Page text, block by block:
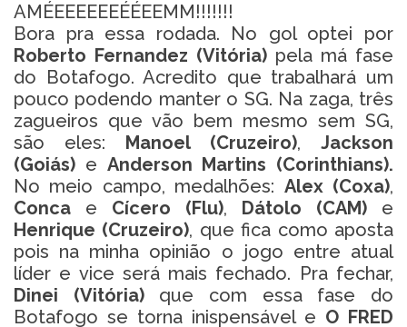
AMÉEEEEEEÉÉEEMM!!!!!!!
Bora pra essa rodada. No gol optei por
Roberto Fernandez (Vitória) pela má fase
do Botafogo. Acredito que trabalhará um
pouco podendo manter o SG. Na zaga, três
zagueiros que vão bem mesmo sem SG,
são eles: Manoel (Cruzeiro), Jackson
(Goiás) e Anderson Martins (Corinthians).
No meio campo, medalhões: Alex (Coxa),
Conca e Cícero (Flu), Dátolo (CAM) e
Henrique (Cruzeiro), que fica como aposta
pois na minha opinião o jogo entre atual
líder e vice será mais fechado. Pra fechar,
Dinei (Vitória)que com essa fase do
Botafogo se torna inispensável e O FRED